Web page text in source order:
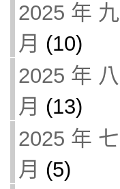
2025 年 九
月 (10)
2025 年 八
月 (13)
2025 年 七
月 (5)